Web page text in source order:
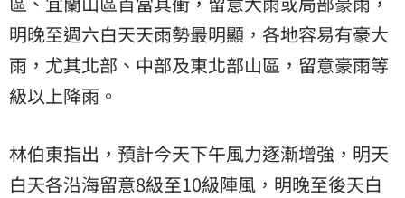
明晚至週六白天天雨勢最明顯，各地容易有豪大
雨，尤其北部、中部及東北部山區，留意豪雨等
級以上降雨。
林伯東指出，預計今天下午風力逐漸增強，明天
白天各沿海留意8級至10級陣風，明晚至後天白